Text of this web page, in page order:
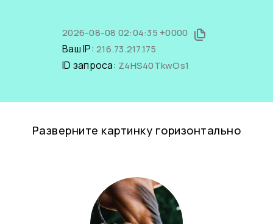
2026-08-08 02:04:35 +0000
Ваш IP: 216.73.217.175
ID запроса: Z4HS40TkwOs1
Разверните картинку горизонтально